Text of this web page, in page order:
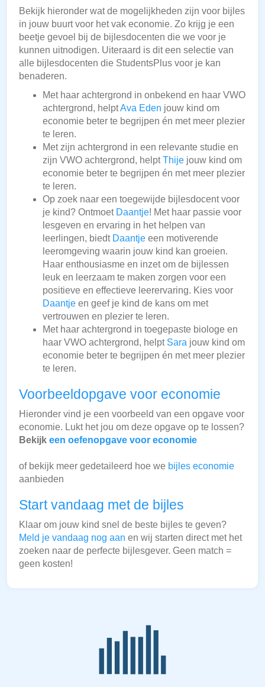
Bekijk hieronder wat de mogelijkheden zijn voor bijles
in jouw buurt voor het vak economie. Zo krijg je een
beetje gevoel bij de bijlesdocenten die we voor je
kunnen uitnodigen. Uiteraard is dit een selectie van
alle bijlesdocenten die StudentsPlus voor je kan
benaderen.
Met haar achtergrond in onbekend en haar VWO
achtergrond, helptAva Eden jouw kind om
economie beter te begrijpen én met meer plezier
te leren.
Met zijn achtergrond in een relevante studie en
zijn VWO achtergrond, helptThije jouw kind om
economie beter te begrijpen én met meer plezier
te leren.
Op zoek naar een toegewijde bijlesdocent voor
je kind? Ontmoet Daantje! Met haar passie voor
lesgeven en ervaring in het helpen van
leerlingen, biedt Daantje een motiverende
leeromgeving waarin jouw kind kan groeien.
Haar enthousiasme en inzet om de bijlessen
leuk en leerzaam te maken zorgen voor een
positieve en effectieve leerervaring. Kies voor
Daantje en geef je kind de kans om met
vertrouwen en plezier te leren.
Met haar achtergrond in toegepaste biologe en
haar VWO achtergrond, helpt Sara jouw kind om
economie beter te begrijpen én met meer plezier
te leren.
Voorbeeldopgave voor economie
Hieronder vind je een voorbeeld van een opgave voor
economie. Lukt het jou om deze opgave op te lossen?
Bekijk een oefenopgave voor economie
of bekijk meer gedetaileerd hoe we bijles economie
aanbieden
Start vandaag met de bijles
Klaar om jouw kind snel de beste bijles te geven?
Meld je vandaag nog aan en wij starten direct met het
zoeken naar de perfecte bijlesgever. Geen match =
geen kosten!